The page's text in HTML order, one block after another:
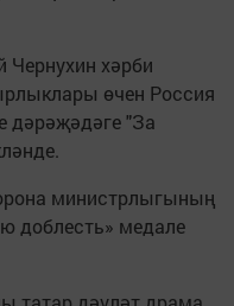
Чернухин хәрби
өчен Россия
дәрәҗәдәге "За
министрлыгының
доблесть» медале